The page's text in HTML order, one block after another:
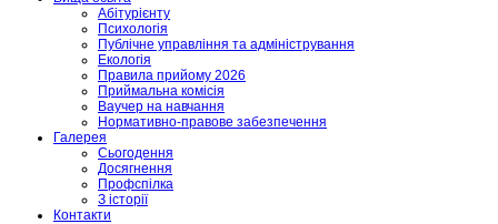
Абітурієнту
Психологія
Публічне управління та адміністрування
Екологія
Правила прийому 2026
Приймальна комісія
Ваучер на навчання
Нормативно-правове забезпечення
Галерея
Сьогодення
Досягнення
Профспілка
З історії
Контакти